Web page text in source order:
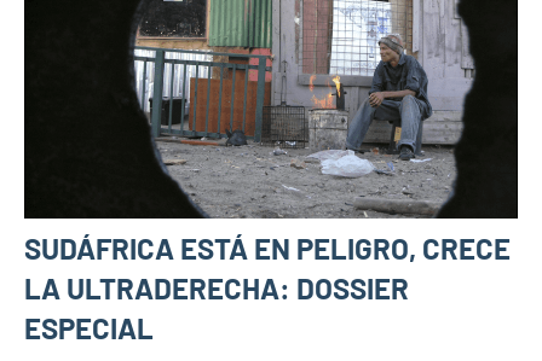
SUDÁFRICA ESTÁ EN PELIGRO, CRECE
LA ULTRADERECHA: DOSSIER
ESPECIAL